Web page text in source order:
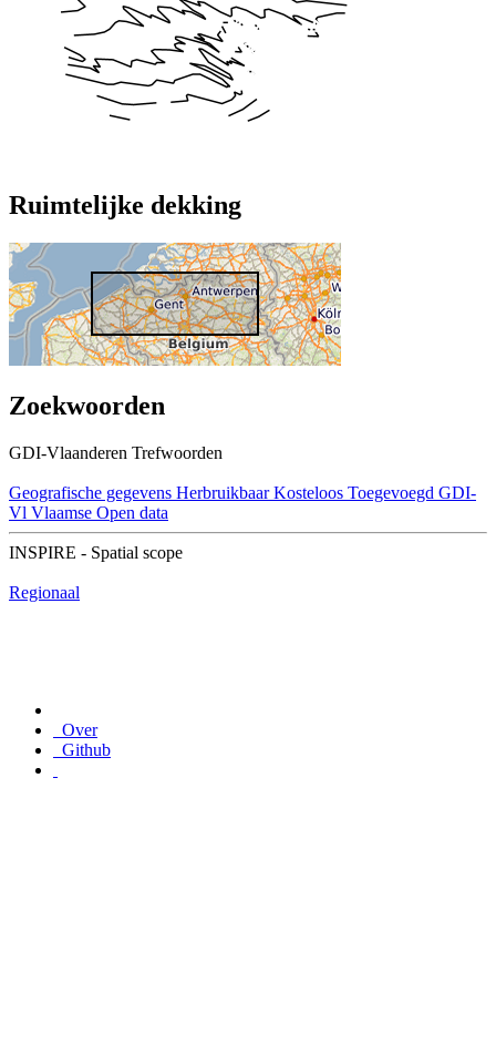
Ruimtelijke dekking
Zoekwoorden
GDI-Vlaanderen Trefwoorden
Geografische gegevens Herbruikbaar Kosteloos Toegevoegd GDI-
Vl Vlaamse Open data
INSPIRE - Spatial scope
Regionaal
Over
Github